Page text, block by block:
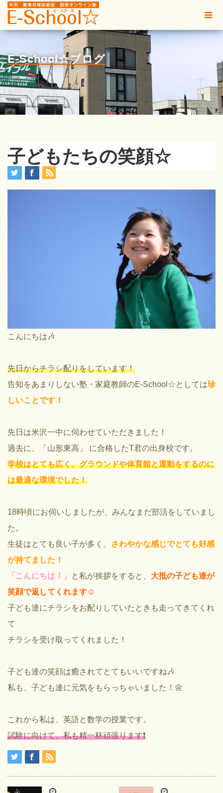
E-School☆ブログ
子どもたちの笑顔☆
こんにちは🎶
先日からチラシ配りをしています！
告知をあまりしない塾・家庭教師のE-School☆としては珍
しいことです！
先日は米沢一中に伺わせていただきました！
過去に、「山形東高」 に合格したT君の出身校です。
学校はとても広く、グラウンドや体育館と運動をするのに
は最適な環境でした！
18時頃にお伺いしましたが、みんなまだ部活をしていまし
た。
生徒はとても良い子が多く、
さわやかな感じでとても好感
が持てました！
「こんにちは！」
と私が挨拶をすると、 大抵の子ども達が
笑顔で返してくれます☺️
子ども達にチラシをお配りしていたときも走ってきてくれ
て
チラシを受け取ってくれました！
子ども達の笑顔は癒されてとてもいいですね🎶
私も、子ども達に元気をもらっちゃいました！🌼
これから私は、英語と数学の授業です。
試験に向けて、私も精一杯頑張ります❗️